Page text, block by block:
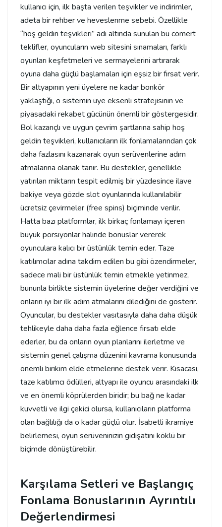
kullanıcı için, ilk başta verilen teşvikler ve indirimler,
adeta bir rehber ve heveslenme sebebi. Özellikle
“hoş geldin teşvikleri” adı altında sunulan bu cömert
teklifler, oyuncuların web sitesini sınamaları, farklı
oyunları keşfetmeleri ve sermayelerini artırarak
oyuna daha güçlü başlamaları için eşsiz bir fırsat verir.
Bir altyapının yeni üyelere ne kadar bonkör
yaklaştığı, o sistemin üye eksenli stratejisinin ve
piyasadaki rekabet gücünün önemli bir göstergesidir.
Bol kazançlı ve uygun çevrim şartlarına sahip hoş
geldin teşvikleri, kullanıcıların ilk fonlamalarından çok
daha fazlasını kazanarak oyun serüvenlerine adım
atmalarına olanak tanır. Bu destekler, genellikle
yatırılan miktarın tespit edilmiş bir yüzdesince ilave
bakiye veya gözde slot oyunlarında kullanılabilir
ücretsiz çevirmeler (free spins) biçiminde verilir.
Hatta bazı platformlar, ilk birkaç fonlamayı içeren
büyük porsiyonlar halinde bonuslar vererek
oyunculara kalıcı bir üstünlük temin eder. Taze
katılımcılar adına takdim edilen bu gibi özendirmeler,
sadece mali bir üstünlük temin etmekle yetinmez,
bununla birlikte sistemin üyelerine değer verdiğini ve
onların iyi bir ilk adım atmalarını dilediğini de gösterir.
Oyuncular, bu destekler vasıtasıyla daha daha düşük
tehlikeyle daha daha fazla eğlence fırsatı elde
ederler, bu da onların oyun planlarını ilerletme ve
sistemin genel çalışma düzenini kavrama konusunda
önemli birikim elde etmelerine destek verir. Kısacası,
taze katılımcı ödülleri, altyapı ile oyuncu arasındaki ilk
ve en önemli köprülerden biridir; bu bağ ne kadar
kuvvetli ve ilgi çekici olursa, kullanıcıların platforma
olan bağlılığı da o kadar güçlü olur. İsabetli ikramiye
belirlemesi, oyun serüveninizin gidişatını köklü bir
biçimde dönüştürebilir.
Karşılama Setleri ve Başlangıç
Fonlama Bonuslarının Ayrıntılı
Değerlendirmesi